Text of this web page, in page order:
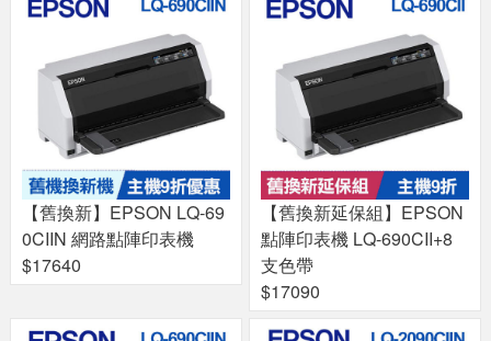
【舊換新】EPSON LQ-69
0CIIN 網路點陣印表機
$17640
【舊換新延保組】EPSON
點陣印表機 LQ-690CII+8
支色帶
$17090